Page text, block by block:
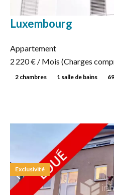
Luxembourg
Appartement
2 220 € / Mois (Charges
2 chambres 1 salle de bains
Exclusivité